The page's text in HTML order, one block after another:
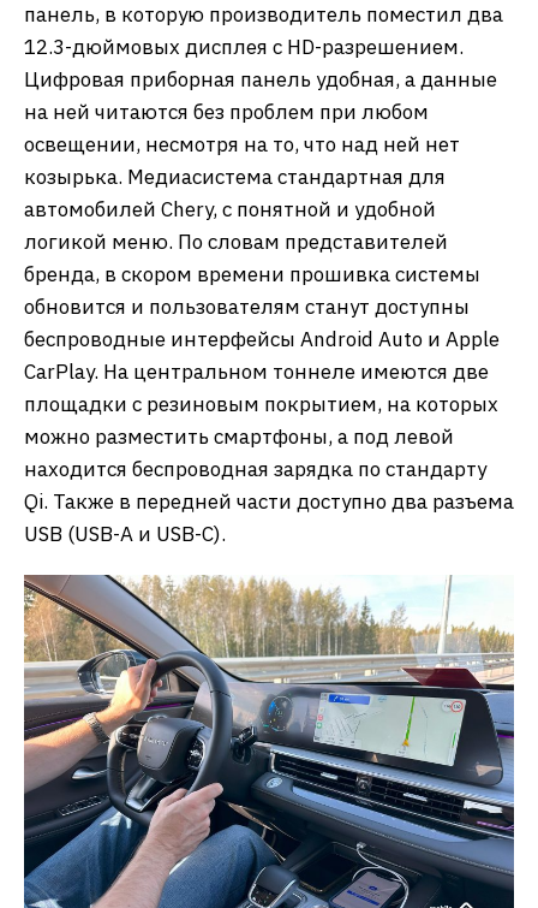
панель, в которую производитель поместил два
12.3-дюймовых дисплея с HD-разрешением.
Цифровая приборная панель удобная, а данные
на ней читаются без проблем при любом
освещении, несмотря на то, что над ней нет
козырька. Медиасистема стандартная для
автомобилей Chery, с понятной и удобной
логикой меню. По словам представителей
бренда, в скором времени прошивка системы
обновится и пользователям станут доступны
беспроводные интерфейсы Android Auto и Apple
CarPlay. На центральном тоннеле имеются две
площадки с резиновым покрытием, на которых
можно разместить смартфоны, а под левой
находится беспроводная зарядка по стандарту
Qi. Также в передней части доступно два разъема
USB (USB-A и USB-C).